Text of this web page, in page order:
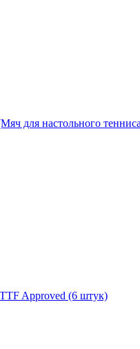
для настольного
Approved (6 штук)